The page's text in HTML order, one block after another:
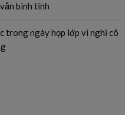
bình tĩnh
trong ngày họp lớp vì nghĩ cô